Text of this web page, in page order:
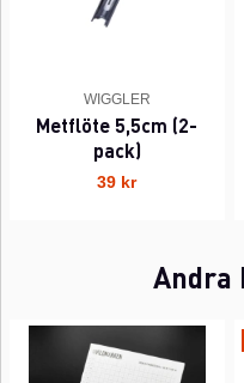
WIGGLER
Metflöte 5,5cm (2-
pack)
39 kr
Andra